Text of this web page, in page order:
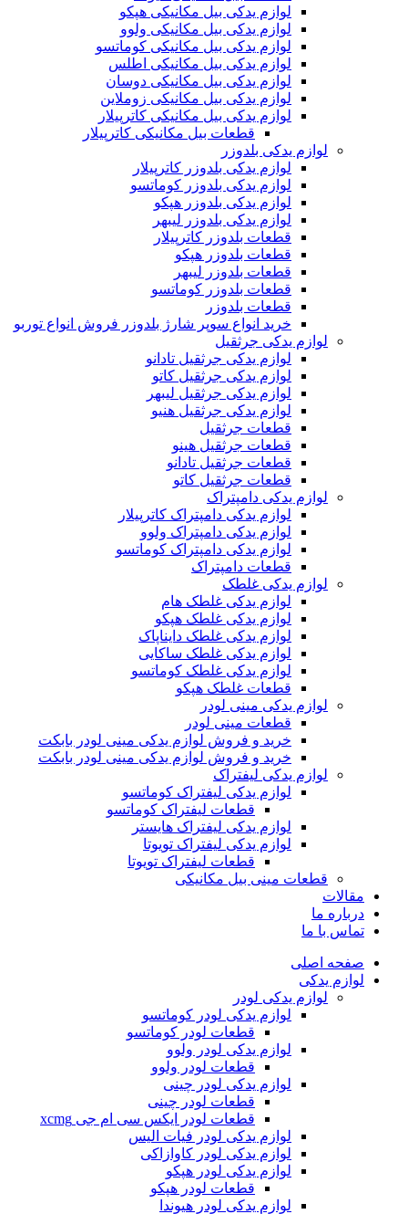
لوازم یدکی بیل مکانیکی هپکو
لوازم یدکی بیل مکانیکی ولوو
لوازم یدکی بیل مکانیکی کوماتسو
لوازم یدکی بیل مکانیکی اطلس
لوازم یدکی بیل مکانیکی دوسان
لوازم یدکی بیل مکانیکی زوملاین
لوازم یدکی بیل مکانیکی کاترپیلار
قطعات بیل مکانیکی کاترپیلار
لوازم یدکی بلدوزر
لوازم یدکی بلدوزر کاترپیلار
لوازم یدکی بلدوزر کوماتسو
لوازم یدکی بلدوزر هپکو
لوازم یدکی بلدوزر لیبهر
قطعات بلدوزر کاترپیلار
قطعات بلدوزر هپکو
قطعات بلدوزر لیبهر
قطعات بلدوزر کوماتسو
قطعات بلدوزر
خرید انواع سوپر شارژ بلدوزر فروش انواع توربو
لوازم یدکی جرثقیل
لوازم یدکی جرثقیل تادانو
لوازم یدکی جرثقیل کاتو
لوازم یدکی جرثقیل لیبهر
لوازم یدکی جرثقیل هنیو
قطعات جرثقیل
قطعات جرثقیل هینو
قطعات جرثقیل تادانو
قطعات جرثقیل کاتو
لوازم یدکی دامپتراک
لوازم یدکی دامپتراک کاترپیلار
لوازم یدکی دامپتراک ولوو
لوازم یدکی دامپتراک کوماتسو
قطعات دامپتراک
لوازم یدکی غلطک
لوازم یدکی غلطک هام
لوازم یدکی غلطک هپکو
لوازم یدکی غلطک دایناپاک
لوازم یدکی غلطک ساکایی
لوازم یدکی غلطک کوماتسو
قطعات غلطک هپکو
لوازم یدکی مینی لودر
قطعات مینی لودر
خرید و فروش لوازم یدکی مینی لودر بابکت
خرید و فروش لوازم یدکی مینی لودر بابکت
لوازم یدکی لیفتراک
لوازم یدکی لیفتراک کوماتسو
قطعات لیفتراک کوماتسو
لوازم یدکی لیفتراک هایستر
لوازم یدکی لیفتراک تویوتا
قطعات لیفتراک تویوتا
قطعات مینی بیل مکانیکی
ما
با ما
اصلی
یدکی
لوازم یدکی لودر
لوازم یدکی لودر کوماتسو
قطعات لودر کوماتسو
لوازم یدکی لودر ولوو
قطعات لودر ولوو
لوازم یدکی لودر چینی
قطعات لودر چینی
قطعات لودر ایکس سی ام جی xcmg
لوازم یدکی لودر فیات الیس
لوازم یدکی لودر کاوازاکی
لوازم یدکی لودر هپکو
قطعات لودر هپکو
لوازم یدکی لودر هیوندا